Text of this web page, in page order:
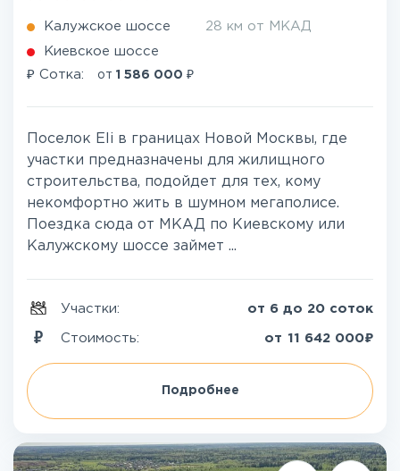
Калужское шоссе 28 км от МКАД
Киевское шоссе
₽ Сотка: от 1 586 000 ₽
Поселок Eli в границах Новой Москвы, где
участки предназначены для жилищного
строительства, подойдет для тех, кому
некомфортно жить в шумном мегаполисе.
Поездка сюда от МКАД по Киевскому или
Калужскому шоссе займет ...
Участки: от 6 до 20 соток
Стоимость: от 11 642 000₽
Подробнее